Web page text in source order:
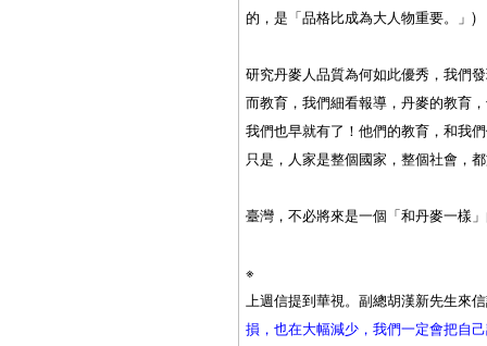
的，是「品格比成為大人物重要。」)
研究丹麥人品質為何如此優秀，我們
而教育，我們細看報導，丹麥的教育
我們也早就有了！他們的教育，和我
只是，人家是整個國家，整個社會，
臺灣，不必將來是一個「和丹麥一樣
※
上週信提到華視。副總胡漢新先生來
損，也在大幅減少，我們一定會把自